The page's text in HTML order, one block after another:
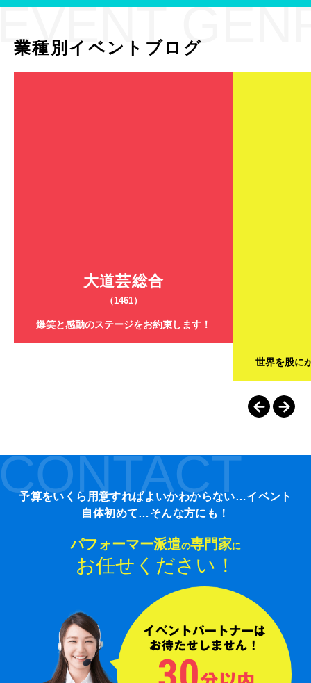
業種別イベントブログ
大道芸総合
（1461）
爆笑と感動のステージをお約束します！
世界を股に
予算をいくら用意すればよいかわからない…イベント
自体初めて…そんな方にも！
パフォーマー派遣の専門家に
お任せください！